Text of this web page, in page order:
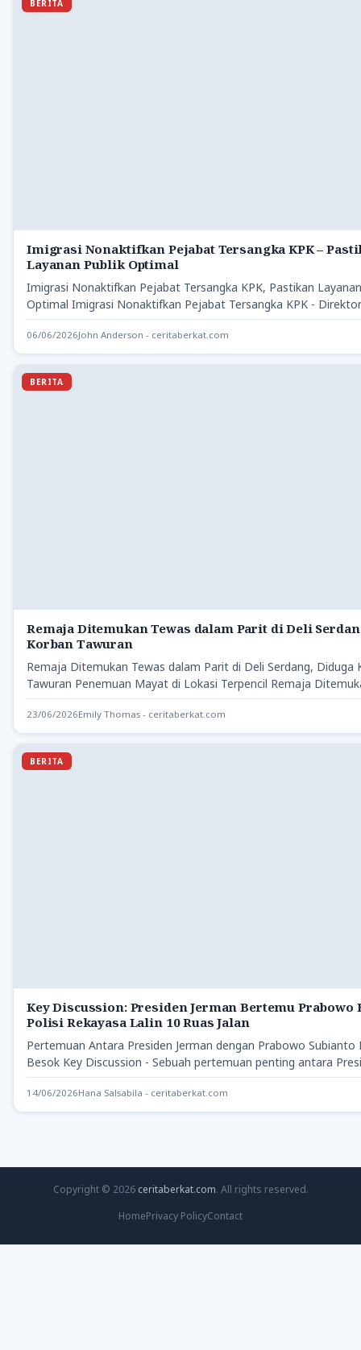
BERITA
Imigrasi Nonaktifkan Pejabat Tersangka KPK –
Layanan Publik Optimal
Imigrasi Nonaktifkan Pejabat Tersangka KPK, Pastikan
Optimal Imigrasi Nonaktifkan Pejabat Tersangka KPK -
(Ditjen)…
06/06/2026John Anderson - ceritaberkat.com
BERITA
Remaja Ditemukan Tewas dalam Parit di Deli
Korban Tawuran
Remaja Ditemukan Tewas dalam Parit di Deli Serdang, Diduga
Tawuran Penemuan Mayat di Lokasi Terpencil Remaja
23/06/2026Emily Thomas - ceritaberkat.com
BERITA
Key Discussion: Presiden Jerman Bertemu Prabowo
Polisi Rekayasa Lalin 10 Ruas Jalan
Pertemuan Antara Presiden Jerman dengan Prabowo Subianto
Besok Key Discussion - Sebuah pertemuan penting antara
Republik…
14/06/2026Hana Salsabila - ceritaberkat.com
Copyright © 2026 ceritaberkat.com. All rights reserved.
HomePrivacy PolicyContact